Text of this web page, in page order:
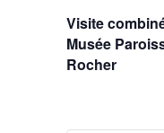
Visite
Musée
Rocher